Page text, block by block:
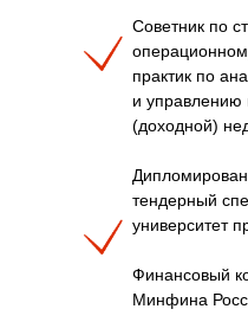
Советник по
практик по
и управлению
(доходной)
тендерный
университет
Финансовый
Минфина